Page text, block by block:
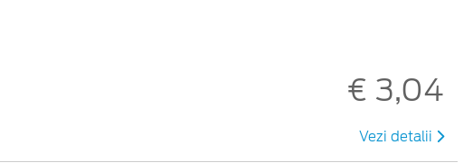
€ 3,04
Vezi detalii